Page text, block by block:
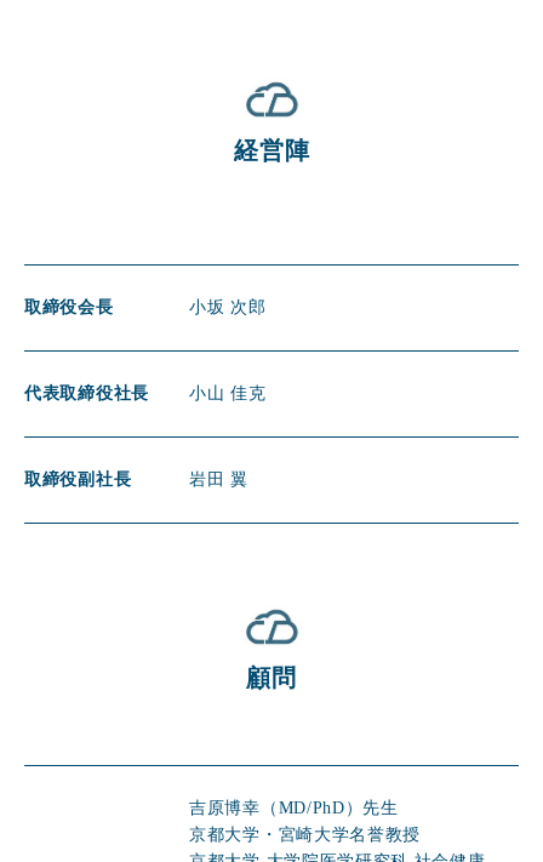
経営陣
取締役会長 小坂 次郎
代表取締役社長 小山 佳克
取締役副社長 岩田 翼
顧問
吉原博幸（MD/PhD）先生
京都大学・宮崎大学名誉教授